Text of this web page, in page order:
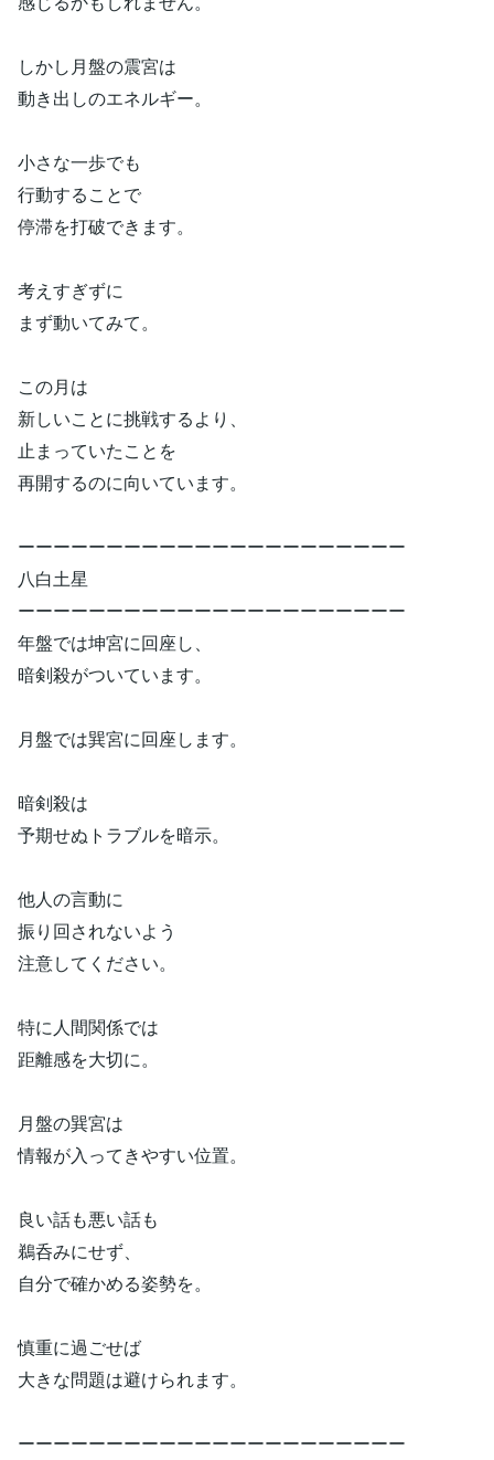
しかし月盤の震宮は
動き出しのエネルギー。
小さな一歩でも
行動することで
停滞を打破できます。
考えすぎずに
まず動いてみて。
この月は
新しいことに挑戦するより、
止まっていたことを
再開するのに向いています。
ーーーーーーーーーーーーーーーーーーーーーー
八白土星
ーーーーーーーーーーーーーーーーーーーーーー
年盤では坤宮に回座し、
暗剣殺がついています。
月盤では巽宮に回座します。
暗剣殺は
予期せぬトラブルを暗示。
他人の言動に
振り回されないよう
注意してください。
特に人間関係では
距離感を大切に。
月盤の巽宮は
情報が入ってきやすい位置。
良い話も悪い話も
鵜呑みにせず、
自分で確かめる姿勢を。
慎重に過ごせば
大きな問題は避けられます。
ーーーーーーーーーーーーーーーーーーーーーー